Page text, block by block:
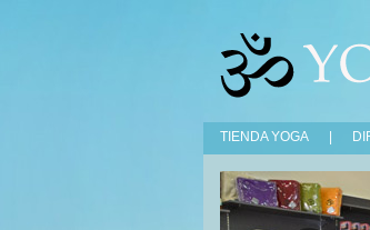
TIENDA YOGA